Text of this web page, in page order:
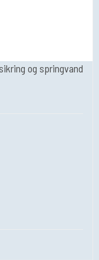
og springvand